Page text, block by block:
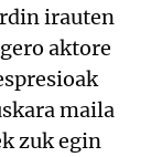
irauten
aktore
maila
zuk egin